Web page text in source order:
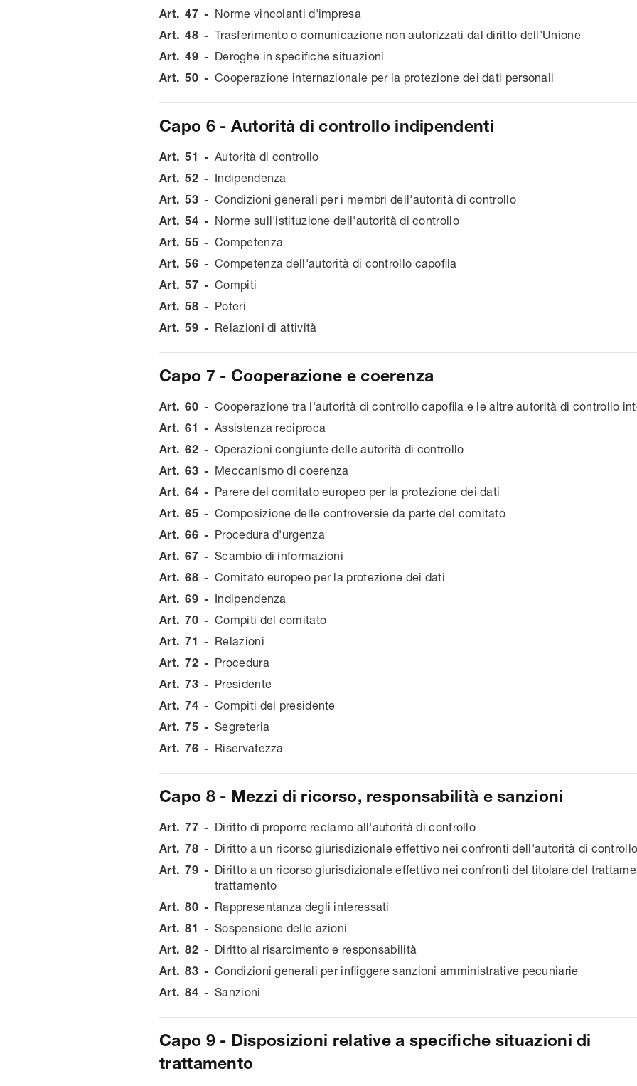
Art. 47 - Norme vincolanti d'impresa
Art. 48 - Trasferimento o comunicazione non autorizzati dal diritto dell'Unione
Art. 49 - Deroghe in specifiche situazioni
Art. 50 - Cooperazione internazionale per la protezione dei dati personali
Capo 6 - Autorità di controllo indipendenti
Art. 51 - Autorità di controllo
Art. 52 - Indipendenza
Art. 53 - Condizioni generali per i membri dell'autorità di controllo
Art. 54 - Norme sull'istituzione dell'autorità di controllo
Art. 55 - Competenza
Art. 56 - Competenza dell'autorità di controllo capofila
Art. 57 - Compiti
Art. 58 - Poteri
Art. 59 - Relazioni di attività
Capo 7 - Cooperazione e coerenza
Art. 60 - Cooperazione tra l'autorità di controllo capofila e le altre autorità di controllo
Art. 61 - Assistenza reciproca
Art. 62 - Operazioni congiunte delle autorità di controllo
Art. 63 - Meccanismo di coerenza
Art. 64 - Parere del comitato europeo per la protezione dei dati
Art. 65 - Composizione delle controversie da parte del comitato
Art. 66 - Procedura d'urgenza
Art. 67 - Scambio di informazioni
Art. 68 - Comitato europeo per la protezione dei dati
Art. 69 - Indipendenza
Art. 70 - Compiti del comitato
Art. 71 - Relazioni
Art. 72 - Procedura
Art. 73 - Presidente
Art. 74 - Compiti del presidente
Art. 75 - Segreteria
Art. 76 - Riservatezza
Capo 8 - Mezzi di ricorso, responsabilità e sanzioni
Art. 77 - Diritto di proporre reclamo all'autorità di controllo
Art. 78 - Diritto a un ricorso giurisdizionale effettivo nei confronti dell'autorità di controllo
Art. 79 - Diritto a un ricorso giurisdizionale effettivo nei confronti del titolare del
trattamento
Art. 80 - Rappresentanza degli interessati
Art. 81 - Sospensione delle azioni
Art. 82 - Diritto al risarcimento e responsabilità
Art. 83 - Condizioni generali per infliggere sanzioni amministrative pecuniarie
Art. 84 - Sanzioni
Capo 9 - Disposizioni relative a specifiche situazioni di
trattamento